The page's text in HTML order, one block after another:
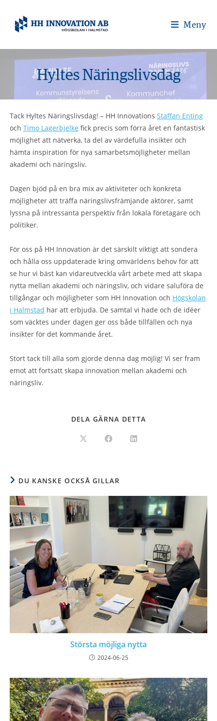
Meny
Hyltes Näringslivsdag
Tack Hyltes Näringslivsdag! – HH Innovations Staffan Enting
och Timo Lagerbjelke fick precis som förra året en fantastisk
möjlighet att nätverka, ta del av värdefulla insikter och
hämta inspiration för nya samarbetsmöjligheter mellan
akademi och näringsliv.
Dagen bjöd på en bra mix av aktiviteter och konkreta
möjligheter att träffa näringslivsfrämjande aktörer, samt
lyssna på intressanta perspektiv från lokala företagare och
politiker.
För oss på HH Innovation är det särskilt viktigt att sondera
och hålla oss uppdaterade kring omvärldens behov för att
se hur vi bäst kan vidareutveckla vårt arbete med att skapa
nytta mellan akademi och näringsliv, och vidare saluföra de
tillgångar och möjligheter som HH Innovation och Högskolan
i Halmstad har att erbjuda. De samtal vi hade och de idéer
som väcktes under dagen ger oss både tillfällen och nya
insikter för det kommande året.
Stort tack till alla som gjorde denna dag möjlig! Vi ser fram
emot att fortsatt skapa innovation mellan akademi och
näringsliv.
DELA GÄRNA DETTA
DU KANSKE OCKSÅ GILLAR
Största möjliga nytta
2024-06-25